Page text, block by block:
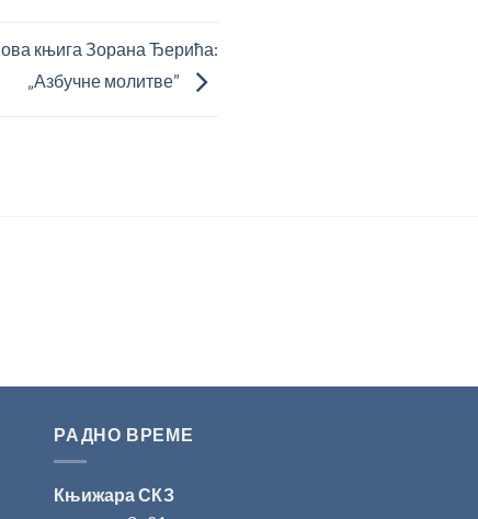
књига Зорана Ђерића:
„Азбучне молитве”
РАДНО ВРЕМЕ
Књижара СКЗ